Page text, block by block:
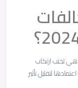
هي تجنب ارتكاب
لتقليل تأثير